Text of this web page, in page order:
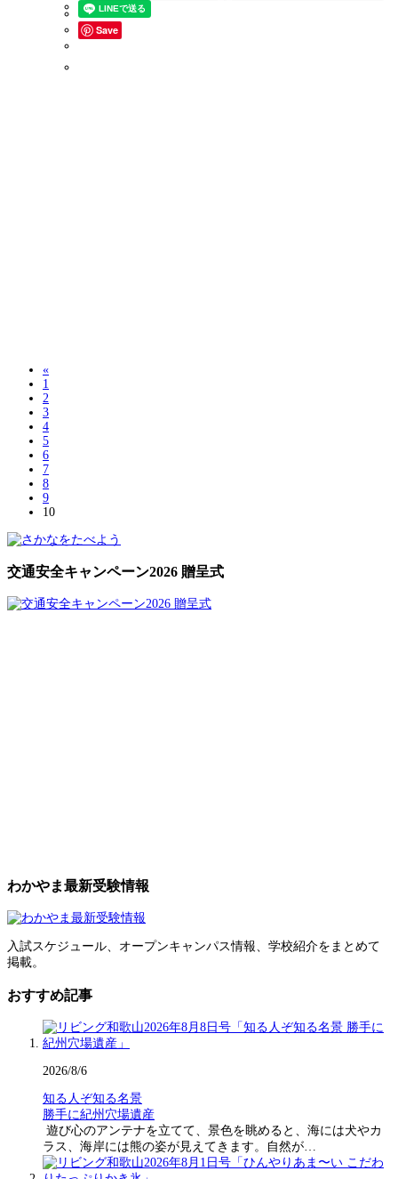
Save
«
1
2
3
4
5
6
7
8
9
10
交通安全キャンペーン2026 贈呈式
わかやま最新受験情報
入試スケジュール、オープンキャンパス情報、学校紹介をまとめて
掲載。
おすすめ記事
2026/8/6
知る人ぞ知る名景
勝手に紀州穴場遺産
遊び心のアンテナを立てて、景色を眺めると、海には犬やカ
ラス、海岸には熊の姿が見えてきます。自然が…